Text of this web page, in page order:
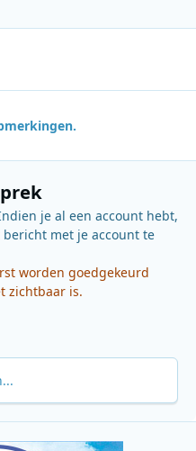
je al een account hebt,
bericht met je account te
worden goedgekeurd
zichtbaar is.